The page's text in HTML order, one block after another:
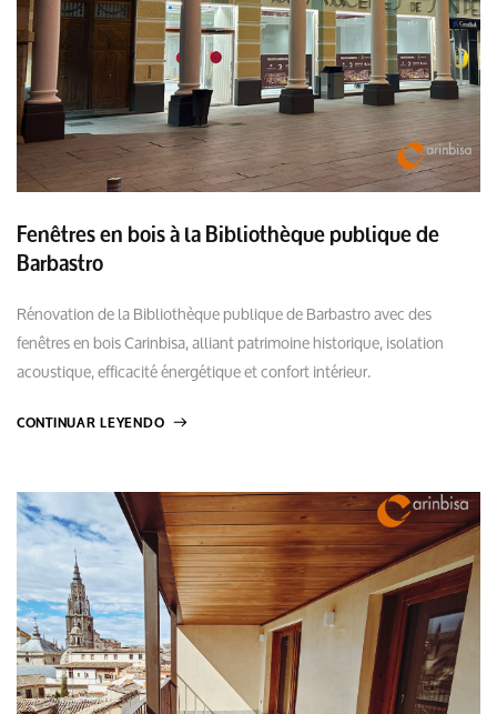
Fenêtres en bois à la Bibliothèque publique de
Barbastro
Rénovation de la Bibliothèque publique de Barbastro avec des
fenêtres en bois Carinbisa, alliant patrimoine historique, isolation
acoustique, efficacité énergétique et confort intérieur.
CONTINUAR LEYENDO